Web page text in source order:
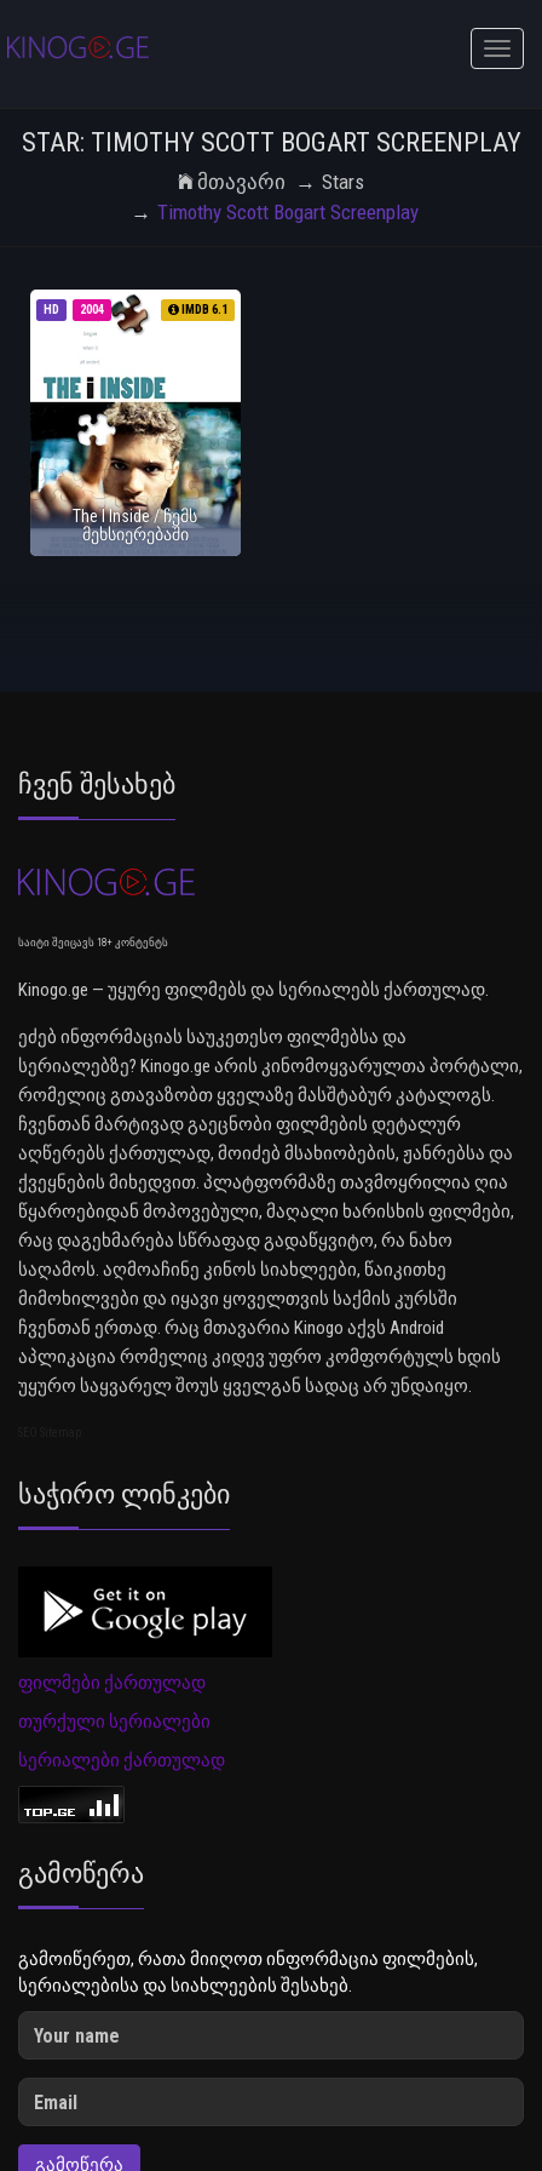
Toggle
STAR: TIMOTHY SCOTT BOGART SCREENPLAY
Მთავარი
Stars
Timothy Scott Bogart Screenplay
HD 2004 IMDB 6.1
The I Inside / ჩემს
მეხსიერებაში
Ჩვენ Შესახებ
საიტი შეიცავს 18+ კონტენტს
Kinogo.ge — უყურე ფილმებს და სერიალებს ქართულად.
ეძებ ინფორმაციას საუკეთესო ფილმებსა და
სერიალებზე? Kinogo.ge არის კინომოყვარულთა პორტალი,
რომელიც გთავაზობთ ყველაზე მასშტაბურ კატალოგს.
ჩვენთან მარტივად გაეცნობი ფილმების დეტალურ
აღწერებს ქართულად, მოიძებ მსახიობების, ჟანრებსა და
ქვეყნების მიხედვით. პლატფორმაზე თავმოყრილია ღია
წყაროებიდან მოპოვებული, მაღალი ხარისხის ფილმები,
რაც დაგეხმარება სწრაფად გადაწყვიტო, რა ნახო
საღამოს. აღმოაჩინე კინოს სიახლეები, წაიკითხე
მიმოხილვები და იყავი ყოველთვის საქმის კურსში
ჩვენთან ერთად. რაც მთავარია Kinogo აქვს Android
აპლიკაცია რომელიც კიდევ უფრო კომფორტულს ხდის
უყურო საყვარელ შოუს ყველგან სადაც არ უნდაიყო.
Საჭირო Ლინკები
ფილმები ქართულად
თურქული სერიალები
სერიალები ქართულად
Გამოწერა
გამოიწერეთ, რათა მიიღოთ ინფორმაცია ფილმების,
სერიალებისა და სიახლეების შესახებ.
ᲒᲐᲛᲝᲬᲔᲠᲐ